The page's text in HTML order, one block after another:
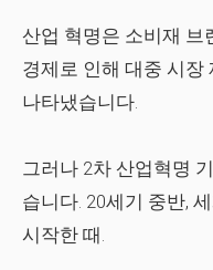
산업 혁명은 소비재 브
경제로 인해 대중 시장
나타냈습니다.
그러나 2차 산업혁명
습니다. 20세기 중반,
시작한 때.